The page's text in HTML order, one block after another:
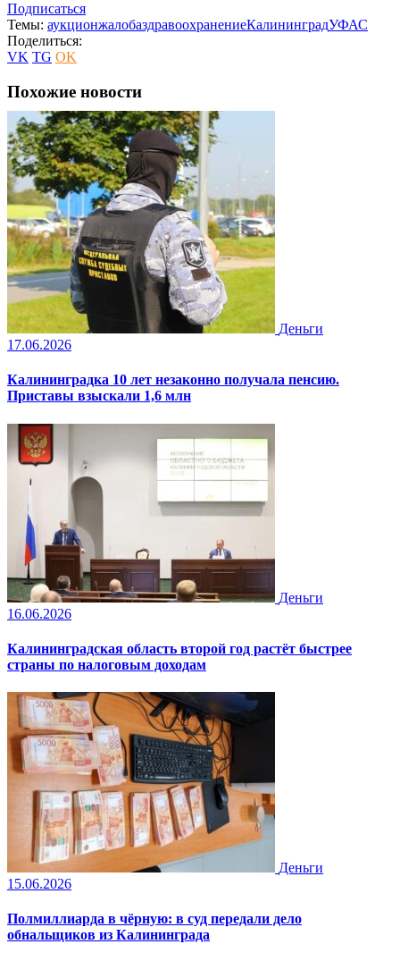
Подписаться
Темы: аукционжалобаздравоохранениеКалининградУФАС
Поделиться:
VK TG OK
Похожие новости
Деньги
17.06.2026
Калининградка 10 лет незаконно получала пенсию.
Приставы взыскали 1,6 млн
Деньги
16.06.2026
Калининградская область второй год растёт быстрее
страны по налоговым доходам
Деньги
15.06.2026
Полмиллиарда в чёрную: в суд передали дело
обнальщиков из Калининграда